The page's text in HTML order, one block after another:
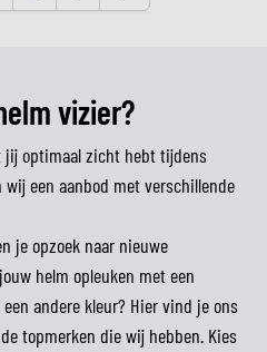
vizier?
jij optimaal zicht hebt tijdens
een aanbod met verschillende
je opzoek naar nieuwe
helm opleuken met een
andere kleur? Hier vind je ons
topmerken die wij hebben. Kies